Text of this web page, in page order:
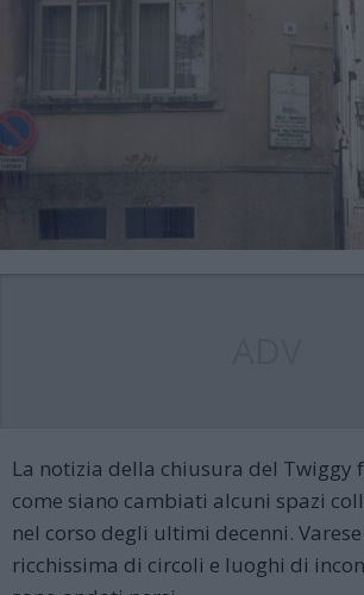
La notizia della chiusura del Twiggy
come siano cambiati alcuni spazi
nel corso degli ultimi decenni.
ricchissima di circoli e luoghi di